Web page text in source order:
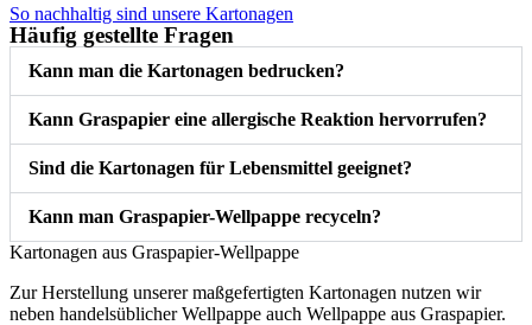
So nachhaltig sind unsere Kartonagen
Häufig gestellte Fragen
Kann man die Kartonagen bedrucken?
Kann Graspapier eine allergische Reaktion hervorrufen?
Sind die Kartonagen für Lebensmittel geeignet?
Kann man Graspapier-Wellpappe recyceln?
Kartonagen aus Graspapier-Wellpappe
Zur Herstellung unserer maßgefertigten Kartonagen nutzen wir
neben handelsüblicher Wellpappe auch Wellpappe aus Graspapier.